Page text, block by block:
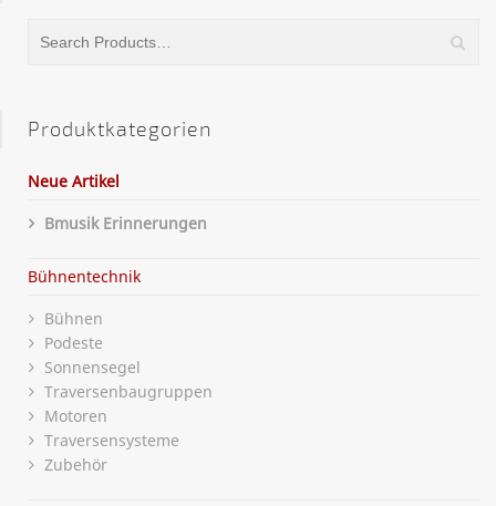
Produktkategorien
Neue Artikel
Bmusik Erinnerungen
Bühnentechnik
Bühnen
Podeste
Sonnensegel
Traversenbaugruppen
Motoren
Traversensysteme
Zubehör